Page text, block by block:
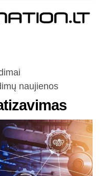
naujienos